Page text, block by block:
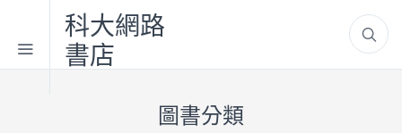
科大網路
書店
圖書分類